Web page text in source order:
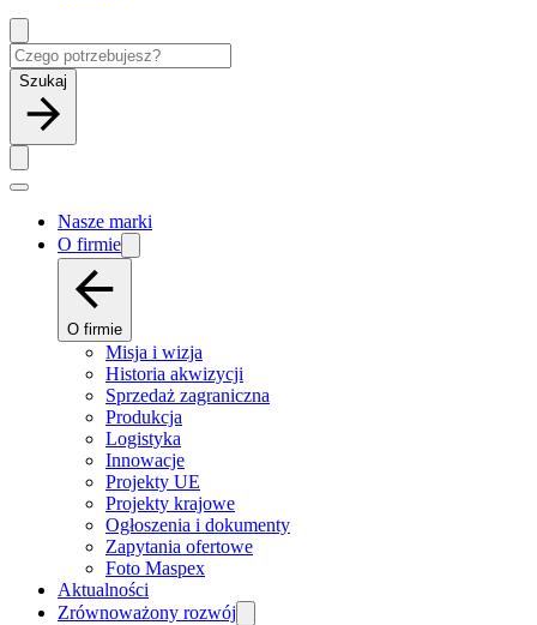
Szukaj
Nasze marki
O firmie
O firmie
Misja i wizja
Historia akwizycji
Sprzedaż zagraniczna
Produkcja
Logistyka
Innowacje
Projekty UE
Projekty krajowe
Ogłoszenia i dokumenty
Zapytania ofertowe
Foto Maspex
Aktualności
Zrównoważony rozwój